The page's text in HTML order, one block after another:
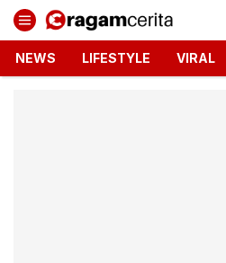
Ragamcerita.com
Informasi Terbaru dan Terkini
NEWS LIFESTYLE VIRAL